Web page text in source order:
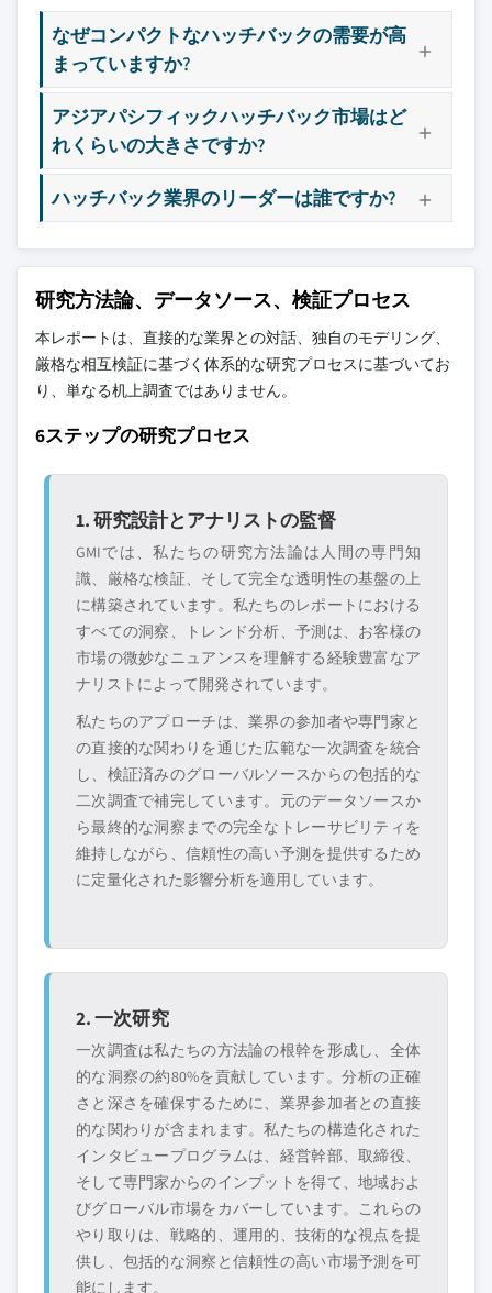
3.10 ポーターの分析
3.10.1の特長 製造者力
3.10.23 バイヤー力
3.10.3の特長 新入社員の脅威
3.10.4の特長 置換の脅威
3.10.5の 産業儀式
3.11 PESTEL分析
8.3.6 ロシア
8.3.7 ノルディック
8.3.8 の ヨーロッパの残り
8.4 の アジアパシフィック
8.4.1 中国
8.4.2 インド
8.4.3 日本
8.4.4 韓国
8.4.6 東南アジア
8.5 ラテンアメリカ
8.5.1 ブラジル
8.5.3 アルゼンチン
8.5.4 ラテンアメリカの残り
8.6.1 南アフリカ
8.6.2 サウジアラビア
8.6.3 UAE
8.6.4マイル MEAの残り
9.9 三菱自動車株式会社
9.10 MGモーター
9.11日産自動車株式会社
9.12 ルノーグループ
9.13 座席、S.A.
9.14 スコダオート a.s.
9.15 ステラティス N.V.
9.18 タタ モーター リミテッド
9.20 フォルクスワーゲンAG
なぜコンパクトなハッチバックの需要が高
まっていますか?
アジアパシフィックハッチバック市場はど
れくらいの大きさですか?
ハッチバック業界のリーダーは誰ですか?
研究方法論、データソース、検証プロセス
本レポートは、直接的な業界との対話、独自のモデリング、
厳格な相互検証に基づく体系的な研究プロセスに基づいてお
り、単なる机上調査ではありません。
6ステップの研究プロセス
1. 研究設計とアナリストの監督
GMIでは、私たちの研究方法論は人間の専門知
識、厳格な検証、そして完全な透明性の基盤の上
に構築されています。私たちのレポートにおける
すべての洞察、トレンド分析、予測は、お客様の
市場の微妙なニュアンスを理解する経験豊富なア
ナリストによって開発されています。
私たちのアプローチは、業界の参加者や専門家と
の直接的な関わりを通じた広範な一次調査を統合
し、検証済みのグローバルソースからの包括的な
二次調査で補完しています。元のデータソースか
ら最終的な洞察までの完全なトレーサビリティを
維持しながら、信頼性の高い予測を提供するため
に定量化された影響分析を適用しています。
2. 一次研究
一次調査は私たちの方法論の根幹を形成し、全体
的な洞察の約80%を貢献しています。分析の正確
さと深さを確保するために、業界参加者との直接
的な関わりが含まれます。私たちの構造化された
インタビュープログラムは、経営幹部、取締役、
そして専門家からのインプットを得て、地域およ
びグローバル市場をカバーしています。これらの
やり取りは、戦略的、運用的、技術的な視点を提
供し、包括的な洞察と信頼性の高い市場予測を可
能にします。